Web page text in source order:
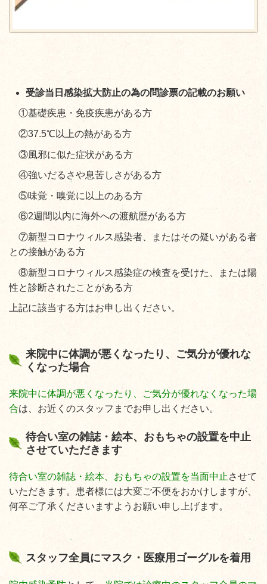
受診当日感染拡大防止の為の問診票の記載のお願い​
①基礎疾患・免疫疾患がある方
②37.5℃以上の熱がある方
③風邪に似た症状がある方
④強いだるさや息苦しさがある方
⑤味覚・嗅覚に以上のある方
⑥2週間以内に海外への渡航歴がある方
⑦新型コロナウィルス感染者、またはその疑いがある者
との接触がある方
⑧新型コロナウィルス感染症の検査を受けた、または陽
性と診断されたことがある方
上記に該当する方はお申し出ください。
来院中に体調が悪くなったり、ご気分が優れな
くなった場合
来院中に体調が悪くなったり、ご気分が優れなくなった場
合は、お近くのスタッフまでお申し出ください。
待合い室の雑誌・絵本、おもちゃの設置を中止
させていただきます
待合い室の雑誌・絵本、おもちゃの設置を当面中止 させて
いただきます。患者様には大変ご不便をおかけしますが、
何卒ご了承くださいますようお願い申し上げます。
スタッフ全員にマスク・医療用ゴーグルを着用